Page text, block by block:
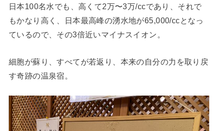
日本100名水でも、高くて2万〜3万/ccであり、それで
もかなり高く、日本最高峰の湧水地が65,000/ccとなっ
ているので、その3倍近いマイナスイオン。
細胞が蘇り、すべてが若返り、本来の自分の力を取り戻
す奇跡の温泉宿。